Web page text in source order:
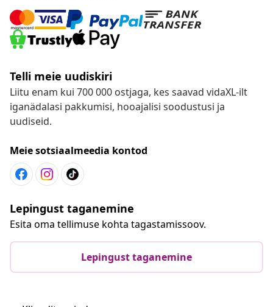
Telli meie uudiskiri
Liitu enam kui 700 000 ostjaga, kes saavad vidaXL-ilt
iganädalasi pakkumisi, hooajalisi soodustusi ja
uudiseid.
Meie sotsiaalmeedia kontod
Lepingust taganemine
Esita oma tellimuse kohta tagastamissoov.
Lepingust taganemine